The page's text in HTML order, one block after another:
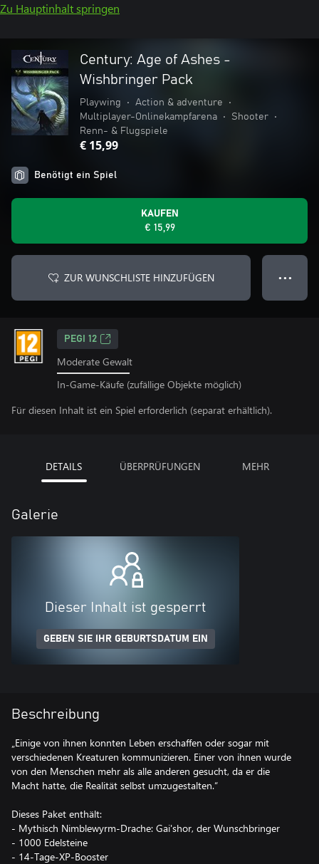
Zu Hauptinhalt springen
Century: Age of Ashes -
Wishbringer Pack
Playwing • Action & adventure
•
Multiplayer-Onlinekampfarena
• Shooter
•
Renn- & Flugspiele
€ 15,99
Benötigt ein Spiel
KAUFEN
€ 15,99
ZUR WUNSCHLISTE HINZUFÜGEN ● ● ●
PEGI 12
Moderate Gewalt
In-Game-Käufe (zufällige Objekte möglich)
Für diesen Inhalt ist ein Spiel erforderlich (separat erhältlich).
DETAILS ÜBERPRÜFUNGEN MEHR
Galerie
Dieser Inhalt ist gesperrt
GEBEN SIE IHR GEBURTSDATUM EIN
Beschreibung
„Einige von ihnen konnten Leben erschaffen oder sogar mit
verschiedenen Kreaturen kommunizieren. Einer von ihnen wurde
von den Menschen mehr als alle anderen gesucht, da er die
Macht hatte, die Realität selbst umzugestalten.“
Dieses Paket enthält:
- Mythisch Nimblewyrm-Drache: Gai'shor, der Wunschbringer
- 1000 Edelsteine
- 14-Tage-XP-Booster